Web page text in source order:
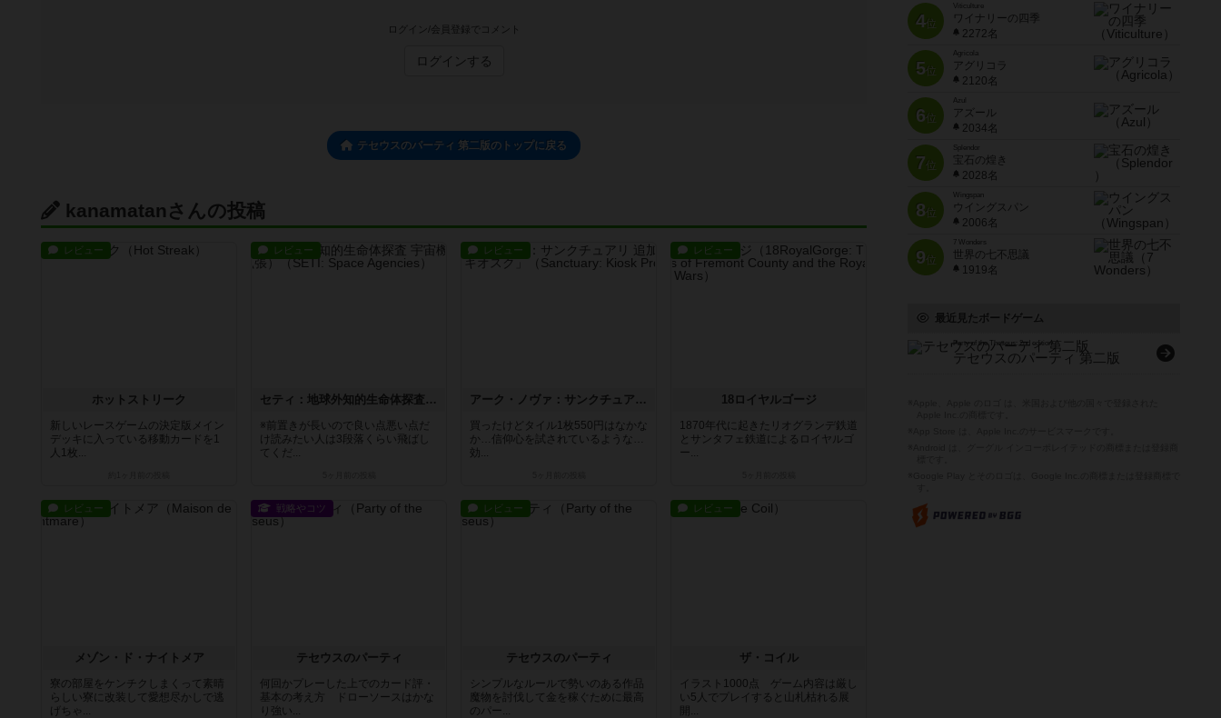
ログイン/会員登録でコメント
ログインする
テセウスのパーティ 第二版のトップに戻る
kanamatanさんの投稿
レビュー
ホットストリーク
新しいレースゲームの決定版メイン
デッキに入っている移動カードを1
人1枚...
レビュー
セティ：地球外知的生命体探査 宇宙機構（拡張）
※前置きが長いので良い点悪い点だ
け読みたい人は3段落くらい飛ばし
てくだ...
レビュー
アーク・ノヴァ：サンクチュアリ 追加タイル「キオスク」
買ったけどタイル1枚550円はなかな
か…信仰心を試されているような…
効...
レビュー
18ロイヤルゴージ
1870年代に起きたリオグランデ鉄道
とサンタフェ鉄道によるロイヤルゴ
ー...
レビュー
メゾン・ド・ナイトメア
寮の部屋をケンチクしまくって素晴
らしい寮に改装して愛想尽かしで逃
げちゃ...
戦略やコツ
テセウスのパーティ
何回かプレーした上でのカード評・
基本の考え方 ドローソースはかな
り強い...
レビュー
テセウスのパーティ
シンプルなルールで勢いのある作品
魔物を討伐して金を稼ぐために最高
のパー...
レビュー
ザ・コイル
イラスト1000点 ゲーム内容は厳し
い5人でプレイすると山札枯れる展
開...
4位
Viticulture
ワイナリーの四季
2272名
5位
Agricola
アグリコラ
2120名
6位
Azul
アズール
2034名
7位
宝石の煌き
2028名
8位
Wingspan
ウイングスパン
2006名
9位
7 Wonders
世界の七不思議
1919名
最近見たボードゲーム
Party of the Theseus: 2nd edition
テセウスのパーティ 第二版